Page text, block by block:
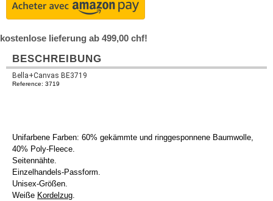
kostenlose lieferung ab 499,00 chf!
BESCHREIBUNG
Bella+Canvas BE3719
Reference: 3719
Unifarbene Farben: 60% gekämmte und ringgesponnene Baumwolle,
40% Poly-Fleece.
Seitennähte.
Einzelhandels-Passform.
Unisex-Größen.
Weiße Kordelzug.